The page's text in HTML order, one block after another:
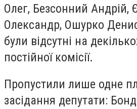
Олег, Безсонний Андрій,
Олександр, Ошурко
були відсутні на
постійної комісії.
Пропустили лише одне
засідання депутати: